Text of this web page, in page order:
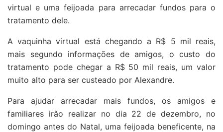
virtual e uma feijoada para arrecadar fundos para o
tratamento dele.
A vaquinha virtual está chegando a R$ 5 mil reais,
mais segundo informações de amigos, o custo do
tratamento pode chegar a R$ 50 mil reais, um valor
muito alto para ser custeado por Alexandre.
Para ajudar arrecadar mais fundos, os amigos e
familiares irão realizar no dia 22 de dezembro, no
domingo antes do Natal, uma feijoada beneficente, na